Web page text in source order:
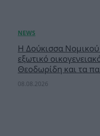
Η Δούκισσα
εξωτικό
Θεοδωρίδη και τα
08.08.2026